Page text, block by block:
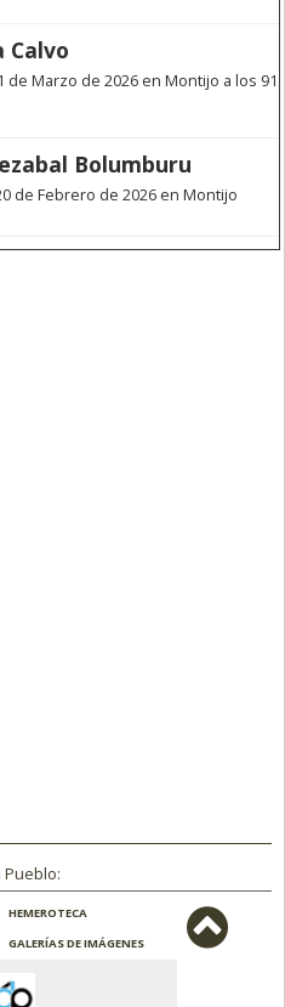
Calvo
de Marzo de 2026 en Montijo a los 91
Bolumburu
de Febrero de 2026 en Montijo
HEMEROTECA
GALERÍAS DE IMÁGENES
CONTACTO